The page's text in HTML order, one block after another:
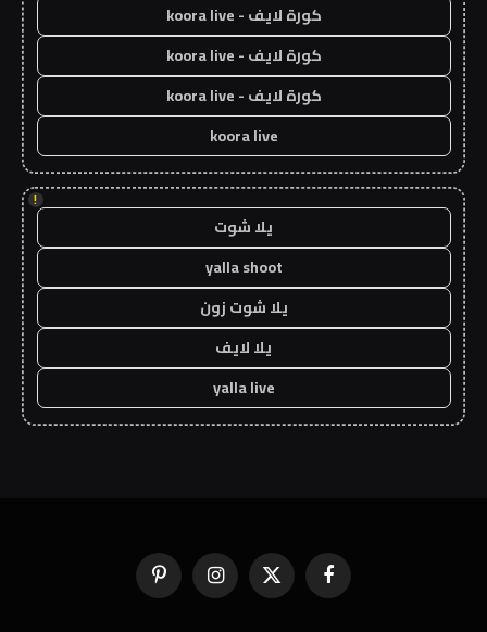
كورة لايف - koora live
كورة لايف - koora live
كورة لايف - koora live
koora live
!
يلا شوت
yalla shoot
يلا شوت زون
يلا لايف
yalla live
فيسبوك X
(Twitter)
الانستغرامبينتيريست